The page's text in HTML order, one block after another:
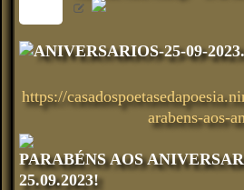
https://
arabens-aos-
PARABÉNS AOS
25.09.2023!